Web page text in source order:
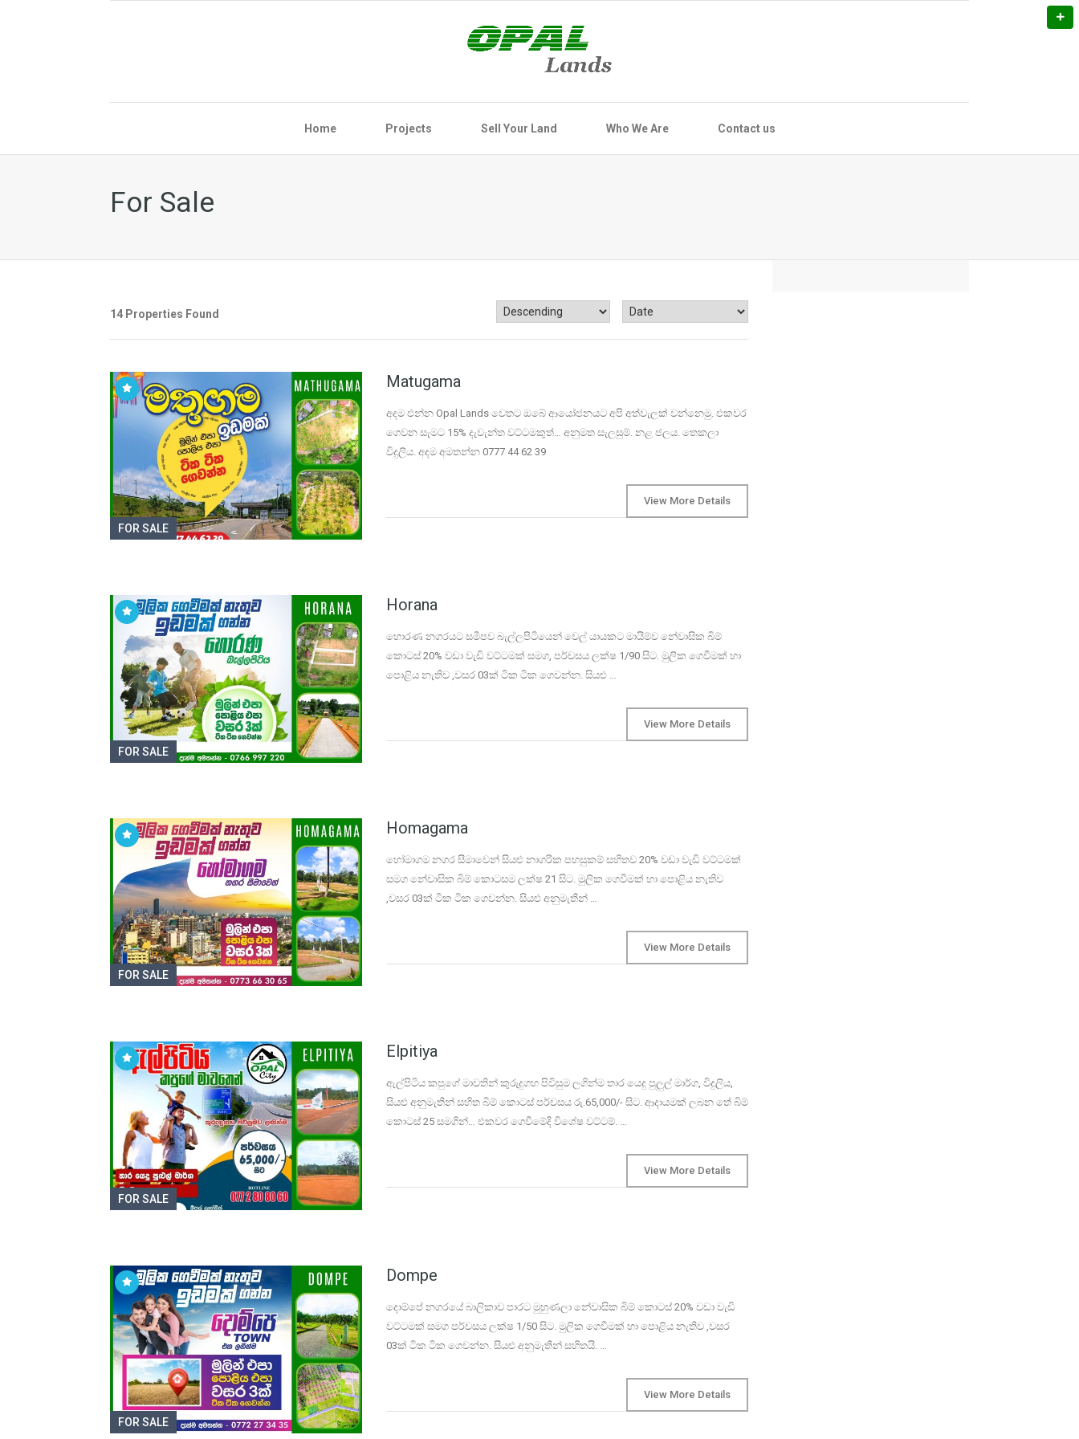
Home Projects Sell Your Land Who We Are Contact us
For Sale
14 Properties Found
FOR SALE
Matugama
අදම එන්න Opal Lands වෙතට ඔබේ ආයෝජනයට අපි අත්වැලක් වන්නෙමු. එකවර
ගෙවන සැමට 15% දැවැන්ත වට්ටමකුත්… අනුමත සැලසුම්. නළ ජලය. තෙකලා
විදුලිය. අදම අමතන්න 0777 44 62 39
View More Details
FOR SALE
Horana
හොරණ නගරයට සමීපව බැල්ලපිටියෙන් වෙල් යායකට මායිම්ව නේවාසික බිම්
කොටස් 20% වඩා වැඩි වට්ටමක් සමග, පර්චසය ලක්ෂ 1/90 සිට. මුලික ගෙවීමක් හා
පොළිය නැතිව ,වසර 03ක් ටික ටික ගෙවන්න. සියළු …
View More Details
FOR SALE
Homagama
හෝමාගම නගර සීමාවෙන් සියළු නාගරික පහසුකම් සහිතව 20% වඩා වැඩි වට්ටමක්
සමග නේවාසික බිම් කොටසම ලක්ෂ 21 සිට. මුලික ගෙවීමක් හා පොළිය නැතිව
,වසර 03ක් ටික ටික ගෙවන්න. සියළු අනුමැතීන් …
View More Details
FOR SALE
Elpitiya
ඇල්පිටිය කපුගේ මාවතින් කුරුදුගහ පිවිසුම ලගින්ම තාර යෙදු පුලුල් මාර්ග, විදුලිය,
සියළු අනුමැතීන් සහිත බිම් කොටස් පර්චසය රු.65,000/- සිට. ආදායමක් ලබන තේ බිම්
කොටස් 25 සමගින්… එකවර ගෙවීමේදි විශේෂ වට්ටම්. …
View More Details
FOR SALE
Dompe
දොම්පේ නගරයේ බාලිකාව පාරට මුහුණලා නේවාසික බිම් කොටස් 20% වඩා වැඩි
වට්ටමක් සමග පර්චසය ලක්ෂ 1/50 සිට. මුලික ගෙවීමක් හා පොළිය නැතිව ,වසර
03ක් ටික ටික ගෙවන්න. සියළු අනුමැතීන් සහිතයි. …
View More Details